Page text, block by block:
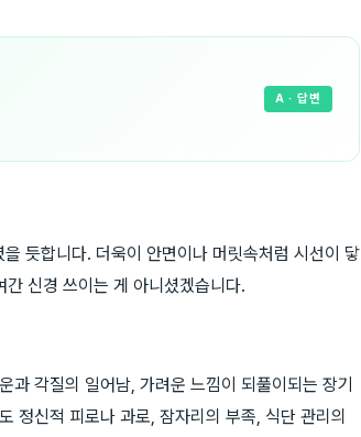
A · 답변
듯합니다. 더욱이 안면이나 머릿속처럼 시선이 닿
신경 쓰이는 게 아니셨겠습니다.
각질의 일어남, 가려운 느낌이 되풀이되는 장기
정신적 피로나 과로, 잠자리의 부족, 식단 관리의